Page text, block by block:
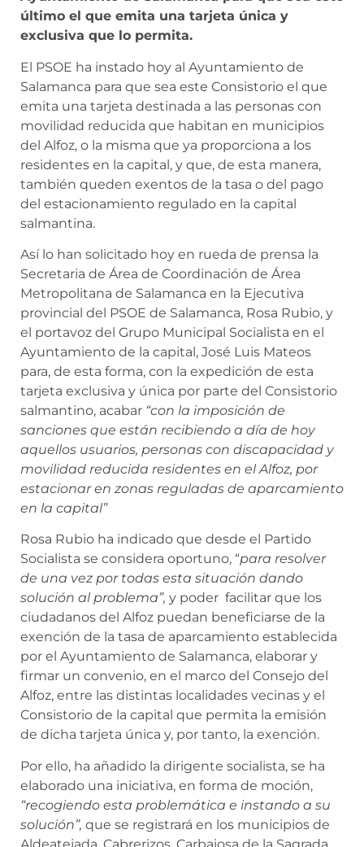
último el que emita una tarjeta única y
exclusiva que lo permita.
El PSOE ha instado hoy al Ayuntamiento de
Salamanca para que sea este Consistorio el que
emita una tarjeta destinada a las personas con
movilidad reducida que habitan en municipios
del Alfoz, o la misma que ya proporciona a los
residentes en la capital, y que, de esta manera,
también queden exentos de la tasa o del pago
del estacionamiento regulado en la capital
salmantina.
Así lo han solicitado hoy en rueda de prensa la
Secretaria de Área de Coordinación de Área
Metropolitana de Salamanca en la Ejecutiva
provincial del PSOE de Salamanca, Rosa Rubio, y
el portavoz del Grupo Municipal Socialista en el
Ayuntamiento de la capital, José Luis Mateos
para, de esta forma, con la expedición de esta
tarjeta exclusiva y única por parte del Consistorio
salmantino, acabar “con la imposición de
sanciones que están recibiendo a día de hoy
aquellos usuarios, personas con discapacidad y
movilidad reducida residentes en el Alfoz, por
estacionar en zonas reguladas de aparcamiento
en la capital”
Rosa Rubio ha indicado que desde el Partido
Socialista se considera oportuno, “para resolver
de una vez por todas esta situación dando
solución al problema”, y poder facilitar que los
ciudadanos del Alfoz puedan beneficiarse de la
exención de la tasa de aparcamiento establecida
por el Ayuntamiento de Salamanca, elaborar y
firmar un convenio, en el marco del Consejo del
Alfoz, entre las distintas localidades vecinas y el
Consistorio de la capital que permita la emisión
de dicha tarjeta única y, por tanto, la exención.
Por ello, ha añadido la dirigente socialista, se ha
elaborado una iniciativa, en forma de moción,
“recogiendo esta problemática e instando a su
solución”, que se registrará en los municipios de